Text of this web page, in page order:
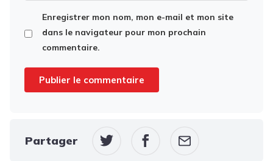
Enregistrer mon nom, mon e-mail et mon site
dans le navigateur pour mon prochain
commentaire.
Partager